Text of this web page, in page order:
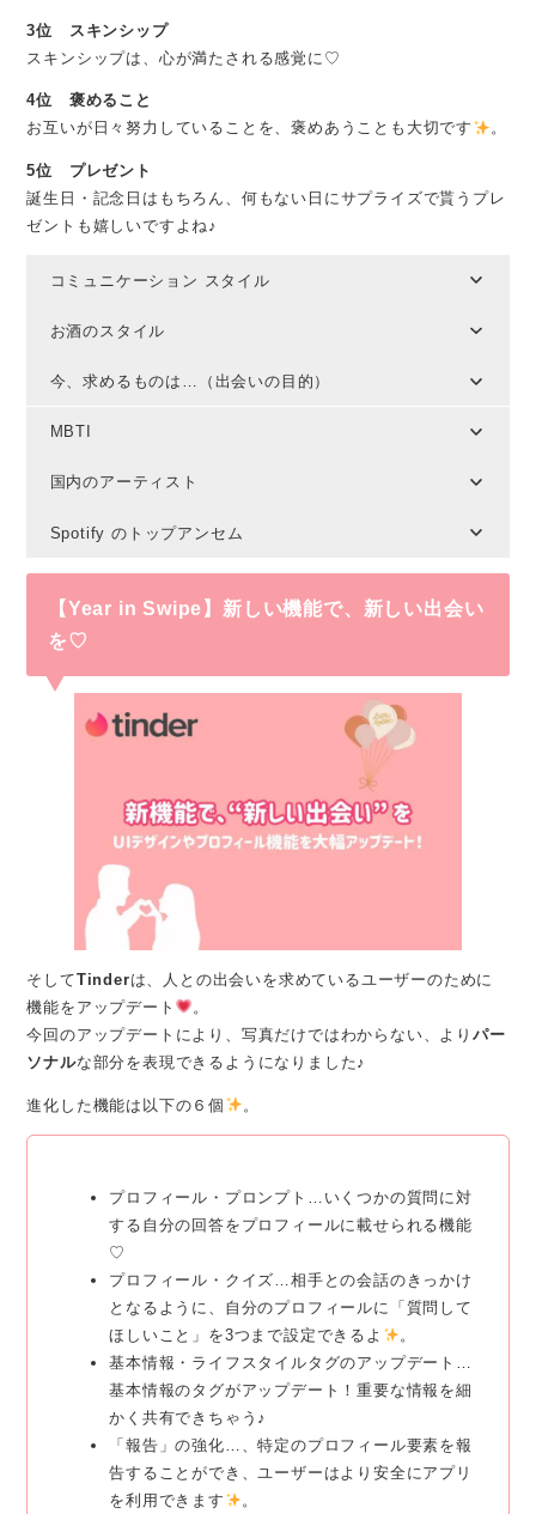
3位 スキンシップ
スキンシップは、心が満たされる感覚に♡
4位 褒めること
お互いが日々努力していることを、褒めあうことも大切です
。
5位 プレゼント
誕生日・記念日はもちろん、何もない日にサプライズで貰うプレ
ゼントも嬉しいですよね♪
コミュニケーション スタイル
お酒のスタイル
今、求めるものは…（出会いの目的）
MBTI
国内のアーティスト
Spotify のトップアンセム
【Year in Swipe】新しい機能で、新しい出会い
を♡
そしてTinderは、人との出会いを求めているユーザーのために
機能をアップデート
。
今回のアップデートにより、写真だけではわからない、より パー
ソナルな部分を表現できるようになりました♪
進化した機能は以下の６個 。
プロフィール・プロンプト…いくつかの質問に対
する自分の回答をプロフィールに載せられる機能
♡
プロフィール・クイズ…相手との会話のきっかけ
となるように、自分のプロフィールに「質問して
ほしいこと」を3つまで設定できるよ
。
基本情報・ライフスタイルタグのアップデート…
基本情報のタグがアップデート！重要な情報を細
かく共有できちゃう♪
「報告」の強化…、特定のプロフィール要素を報
告することができ、ユーザーはより安全にアプリ
を利用できます
。